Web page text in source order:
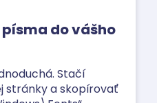
do vášho
Stačí
stránky a skopírovať